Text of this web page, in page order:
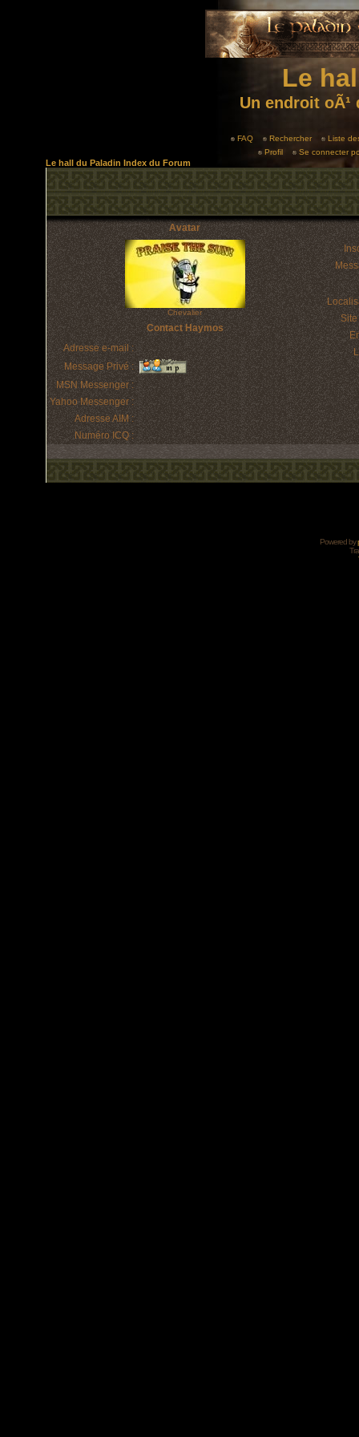
Le
Un endroit
FAQ Rechercher
Liste
Profil
Se connecter
Le hall du Paladin Index du Forum
Avatar
Chevalier
Contact Haymos
Adresse e-mail :
Message Privé :
MSN Messenger :
Yahoo Messenger :
Adresse AIM :
Numéro ICQ :
Powered by